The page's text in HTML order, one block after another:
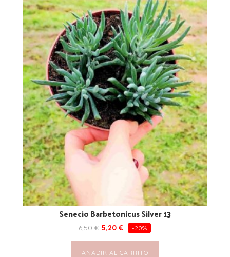
Senecio Barbetonicus Silver 13
6,50€ 5,20€ -20%
AÑADIR AL CARRITO